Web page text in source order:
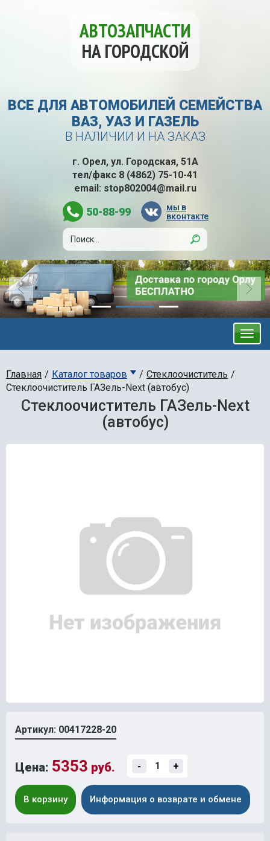
АВТОЗАПЧАСТИ
НА ГОРОДСКОЙ
ВСЕ ДЛЯ АВТОМОБИЛЕЙ СЕМЕЙСТВА
ВАЗ, УАЗ И ГАЗЕЛЬ
В НАЛИЧИИ И НА ЗАКАЗ
г. Орел, ул. Городская, 51А
тел/факс 8 (4862) 75-10-41
email: stop802004@mail.ru
50-88-99
мы в
вконтакте
Главная Каталог товаров
Стеклоочиститель
Стеклоочиститель ГАЗель-Next (автобус)
Стеклоочиститель ГАЗель-Next
(автобус)
Артикул: 00417228-20
Цена: 5353 руб. - +
В корзину Информация о возврате и обмене